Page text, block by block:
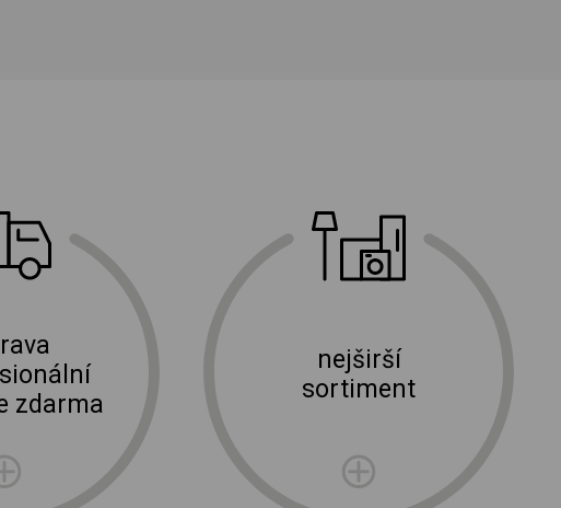
zdarma
nejširší
sortiment